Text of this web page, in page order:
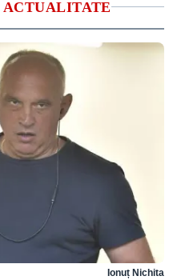
ACTUALITATE
Ionuț Nichita